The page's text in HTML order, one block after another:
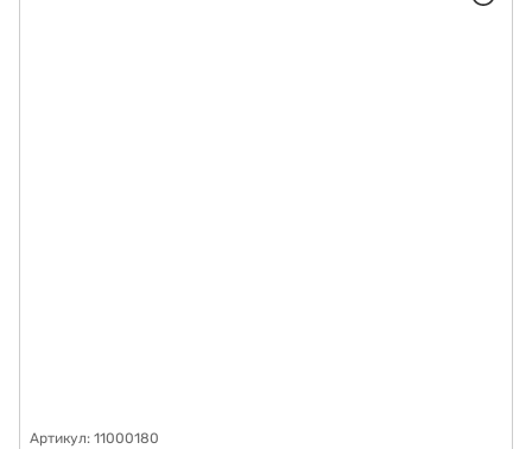
Артикул: 11000180